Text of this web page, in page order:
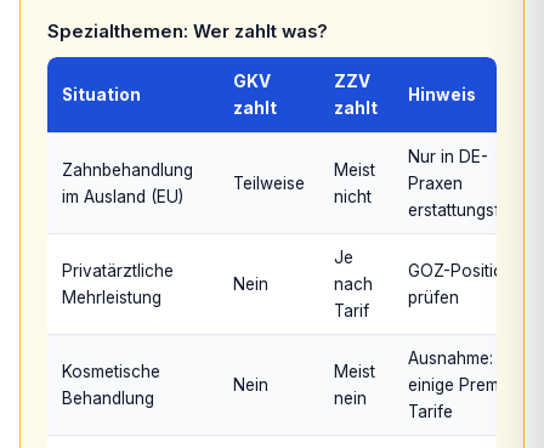
Spezialthemen: Wer zahlt was?
Situation
GKV
zahlt
ZZV
zahlt
Hinweis
Zahnbehandlung
im Ausland (EU)
Teilweise
Meist
nicht
Nur in DE-
Praxen
erstattungsfähig
Privatärztliche
Mehrleistung
Nein
Je
nach
Tarif
GOZ-Positionen
prüfen
Kosmetische
Behandlung
Nein
Meist
nein
Ausnahme:
einige Premium-
Tarife